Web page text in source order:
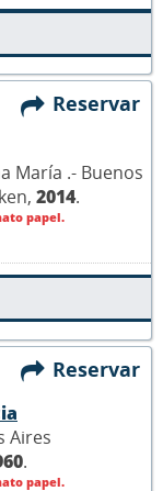
Reservar
María .- Buenos
2014.
papel.
Reservar
Aires
.
papel.